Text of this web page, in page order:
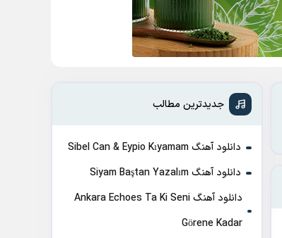
جدیدترین مطالب
دانلود آهنگ Sibel Can & Eypio Kıyamam
دانلود آهنگ Siyam Baştan Yazalım
دانلود آهنگ Ankara Echoes Ta Ki Seni
Görene Kadar